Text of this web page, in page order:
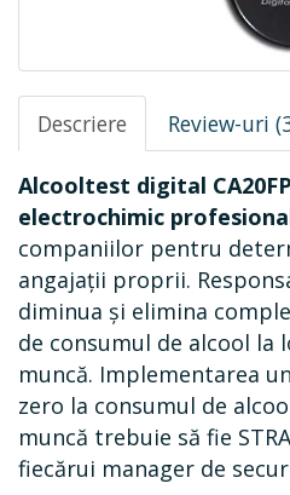
Descriere Review-uri
Alcooltest digital
electrochimic
companiilor pentru
angajații proprii.
diminua și elimina
de consumul de alcool la
muncă. Implementarea
zero la consumul de
muncă trebuie să fie
fiecărui manager de